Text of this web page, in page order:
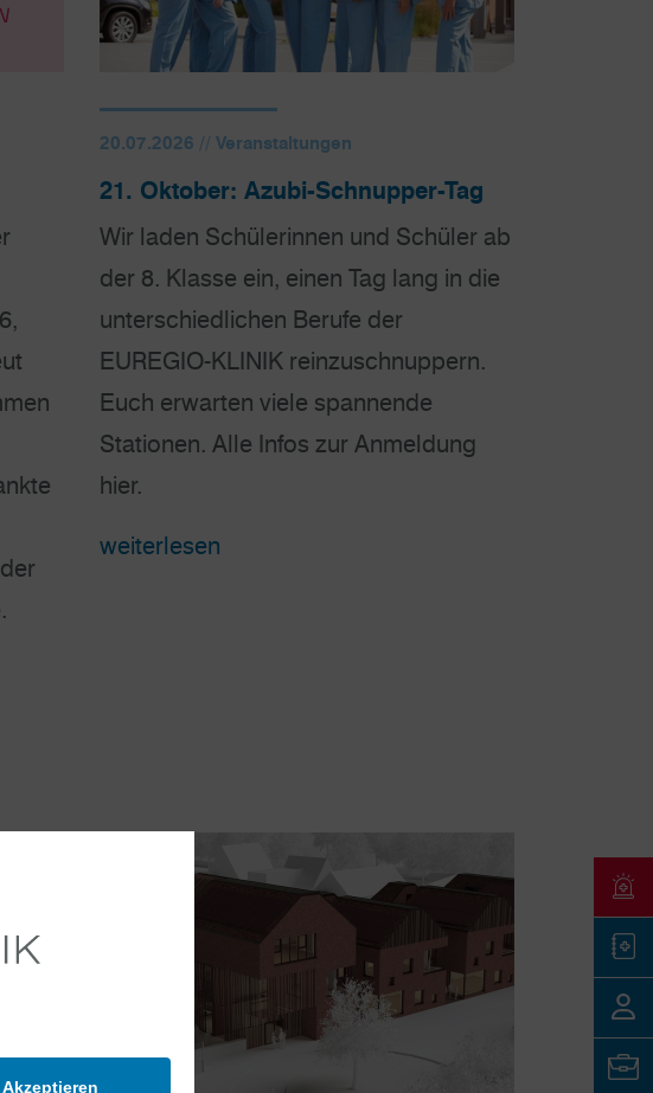
20.07.2026 // Veranstaltungen
21. Oktober: Azubi-Schnupper-Tag
Wir laden Schülerinnen und Schüler ab
der 8. Klasse ein, einen Tag lang in die
unterschiedlichen Berufe der
EUREGIO-KLINIK reinzuschnuppern.
Euch erwarten viele spannende
Stationen. Alle Infos zur Anmeldung
hier.
weiterlesen
Akzeptieren